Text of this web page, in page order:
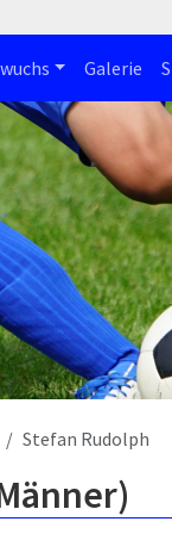
Galerie
Stefan Rudolph